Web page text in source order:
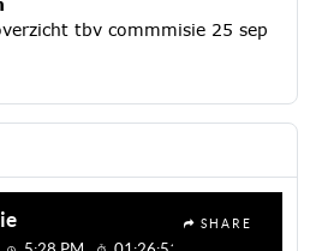
tbv commmisie 25 sep